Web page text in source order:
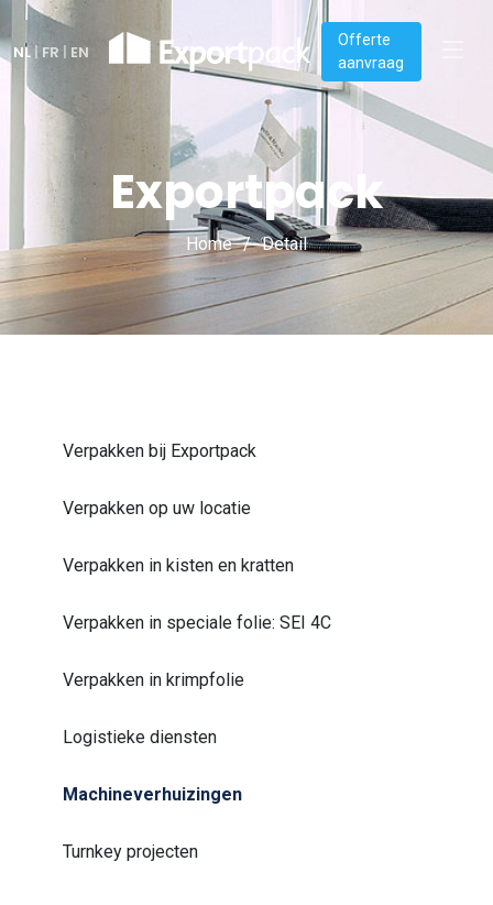
NL| FR | EN
Offerte
aanvraag
Exportpack
Home Detail
Verpakken bij Exportpack
Verpakken op uw locatie
Verpakken in kisten en kratten
Verpakken in speciale folie: SEI 4C
Verpakken in krimpfolie
Logistieke diensten
Machineverhuizingen
Turnkey projecten